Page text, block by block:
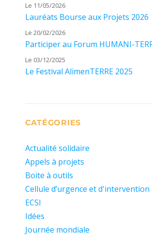
Le 11/05/2026
Lauréats Bourse aux Projets 2026
Le 20/02/2026
Participer au Forum HUMANI-
Le 03/12/2025
Le Festival AlimenTERRE 2025
CATÉGORIES
Actualité solidaire
Appels à projets
Boite à outils
Cellule d’urgence et d'intervention
ECSI
Idées
Journée mondiale